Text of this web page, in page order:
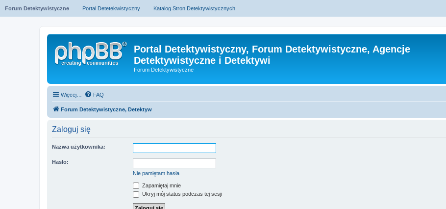
Forum Detektywistyczne Portal Detetekwistyczny Katalog Stron Detektywistycznych
Portal Detektywistyczny, Forum Detektywistyczne, Agencje
Detektywistyczne i Detektywi
Forum Detektywistyczne
Więcej… FAQ
Forum Detektywistyczne, Detektyw
Zaloguj się
Nazwa użytkownika:
Hasło:
Nie pamiętam hasła
Zapamiętaj mnie
Ukryj mój status podczas tej sesji